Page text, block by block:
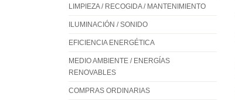
LIMPIEZA / RECOGIDA / MANTENIMIENTO
ILUMINACIÓN / SONIDO
EFICIENCIA ENERGÉTICA
MEDIO AMBIENTE / ENERGÍAS
RENOVABLES
COMPRAS ORDINARIAS